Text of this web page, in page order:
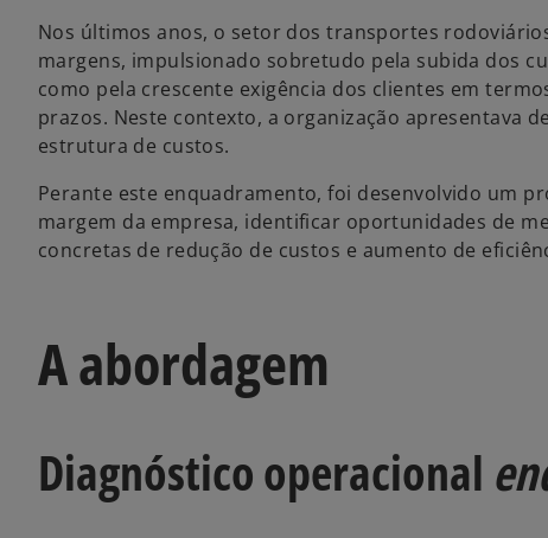
Nos últimos anos, o setor dos transportes
margens, impulsionado sobretudo pela subida dos
como pela crescente exigência dos clientes em
prazos. Neste contexto, a organização apresentava
estrutura de custos.
Perante este enquadramento, foi desenvolvido um
margem da empresa, identificar oportunidades de
concretas de redução de custos e aumento de
A abordagem
Diagnóstico operacional